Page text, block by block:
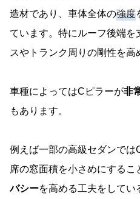
造材であり、車体全体の強度
ています。特にルーフ後端を
スやトランク周りの剛性を高
車種によってはCピラーが非
もあります。
例えば一部の高級セダンで
席の窓面積を小さめにする
バシーを高める工夫をして